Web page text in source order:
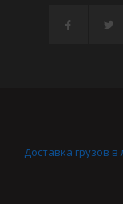
Доставка грузов